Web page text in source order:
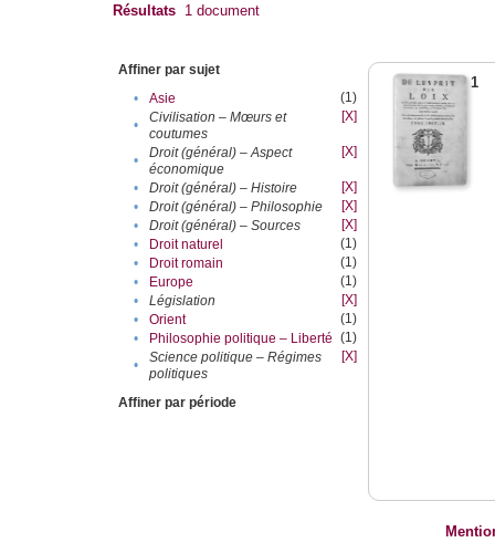
Résultats 1 document
Affiner par sujet
•
Asie
(1)
•
Civilisation – Mœurs et
coutumes
[X]
•
Droit (général) – Aspect
économique
[X]
• Droit (général) – Histoire
[X]
•
Droit (général) – Philosophie
[X]
•
Droit (général) – Sources
[X]
•
Droit naturel
(1)
•
Droit romain
(1)
•
Europe
(1)
•
Législation
[X]
•
Orient
(1)
•
Philosophie politique – Liberté (1)
•
Science politique – Régimes
politiques
[X]
Affiner par période
1